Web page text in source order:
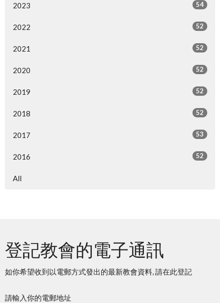
2023 54
2022 52
2021 52
2020 52
2019 52
2018 52
2017 53
2016 52
All
登記教會的電子通訊
如你希望收到以電郵方式發出的最新教會資料, 請在此登記
請輸入你的電郵地址